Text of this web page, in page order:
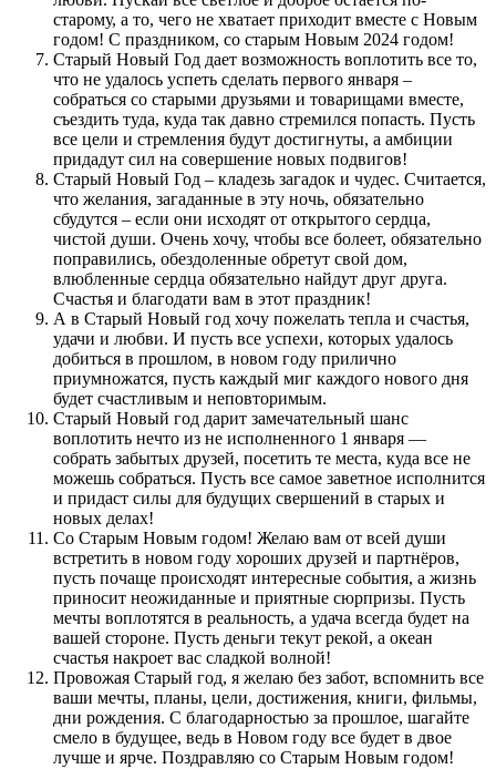
старому, а то, чего не хватает приходит вместе с Новым
годом! С праздником, со старым Новым 2024 годом!
Старый Новый Год дает возможность воплотить все то,
что не удалось успеть сделать первого января –
собраться со старыми друзьями и товарищами вместе,
съездить туда, куда так давно стремился попасть. Пусть
все цели и стремления будут достигнуты, а амбиции
придадут сил на совершение новых подвигов!
Старый Новый Год – кладезь загадок и чудес. Считается,
что желания, загаданные в эту ночь, обязательно
сбудутся – если они исходят от открытого сердца,
чистой души. Очень хочу, чтобы все болеет, обязательно
поправились, обездоленные обретут свой дом,
влюбленные сердца обязательно найдут друг друга.
Счастья и благодати вам в этот праздник!
А в Старый Новый год хочу пожелать тепла и счастья,
удачи и любви. И пусть все успехи, которых удалось
добиться в прошлом, в новом году прилично
приумножатся, пусть каждый миг каждого нового дня
будет счастливым и неповторимым.
Старый Новый год дарит замечательный шанс
воплотить нечто из не исполненного 1 января —
собрать забытых друзей, посетить те места, куда все не
можешь собраться. Пусть все самое заветное исполнится
и придаст силы для будущих свершений в старых и
новых делах!
Со Старым Новым годом! Желаю вам от всей души
встретить в новом году хороших друзей и партнёров,
пусть почаще происходят интересные события, а жизнь
приносит неожиданные и приятные сюрпризы. Пусть
мечты воплотятся в реальность, а удача всегда будет на
вашей стороне. Пусть деньги текут рекой, а океан
счастья накроет вас сладкой волной!
Провожая Старый год, я желаю без забот, вспомнить все
ваши мечты, планы, цели, достижения, книги, фильмы,
дни рождения. С благодарностью за прошлое, шагайте
смело в будущее, ведь в Новом году все будет в двое
лучше и ярче. Поздравляю со Старым Новым годом!